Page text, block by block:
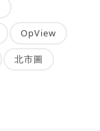
OpView
北市圖